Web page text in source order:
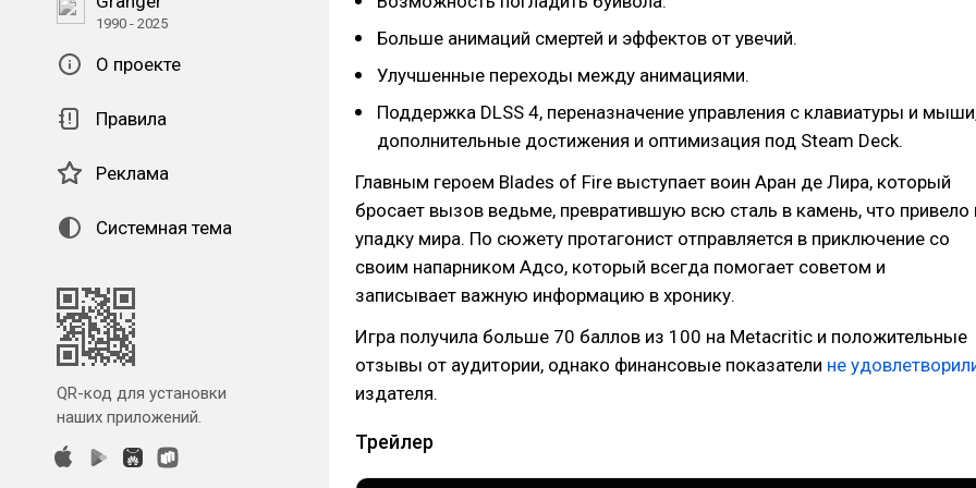
1990 - 2025
О проекте
Правила
Реклама
Системная тема
QR-код для установки
наших приложений.
Больше анимаций смертей и эффектов от увечий.
Улучшенные переходы между анимациями.
Поддержка DLSS 4, переназначение управления с клавиатуры и
дополнительные достижения и оптимизация под Steam Deck.
Главным героем Blades of Fire выступает воин Аран де Лира, который
бросает вызов ведьме, превратившую всю сталь в камень, что привело
упадку мира. По сюжету протагонист отправляется в приключение со
своим напарником Адсо, который всегда помогает советом и
записывает важную информацию в хронику.
Игра получила больше 70 баллов из 100 на Metacritic и положительные
отзывы от аудитории, однако финансовые показатели не
издателя.
Трейлер